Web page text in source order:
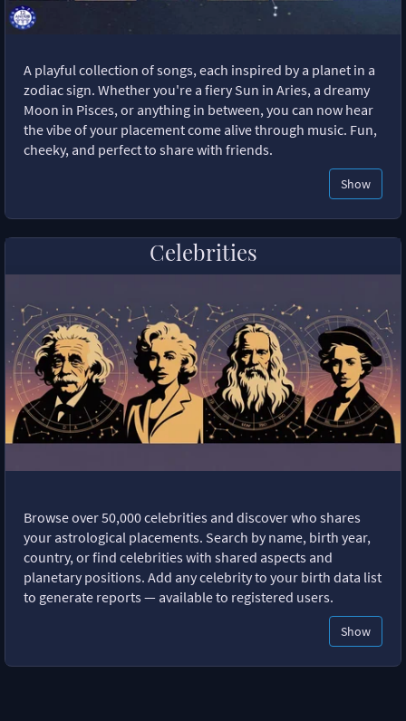
A playful collection of songs, each inspired by a planet in a
zodiac sign. Whether you're a fiery Sun in Aries, a dreamy
Moon in Pisces, or anything in between, you can now hear
the vibe of your placement come alive through music. Fun,
cheeky, and perfect to share with friends.
Show
Celebrities
Browse over 50,000 celebrities and discover who shares
your astrological placements. Search by name, birth year,
country, or find celebrities with shared aspects and
planetary positions. Add any celebrity to your birth data list
to generate reports — available to registered users.
Show